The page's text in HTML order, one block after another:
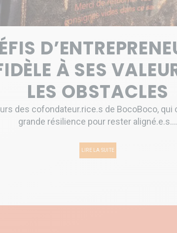
À SES
LES OBSTACLES
des cofondateur.rice.s de BocoBoco, qui
grande résilience pour rester aligné.e.s....
LIRE LA SUITE